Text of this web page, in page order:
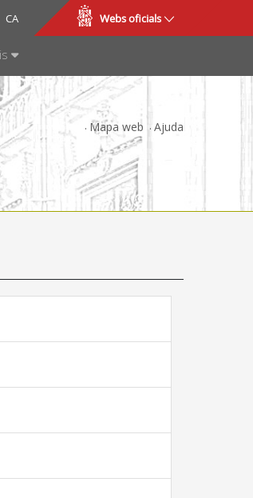
CA
ES Webs oficials
Mapa web Ajuda